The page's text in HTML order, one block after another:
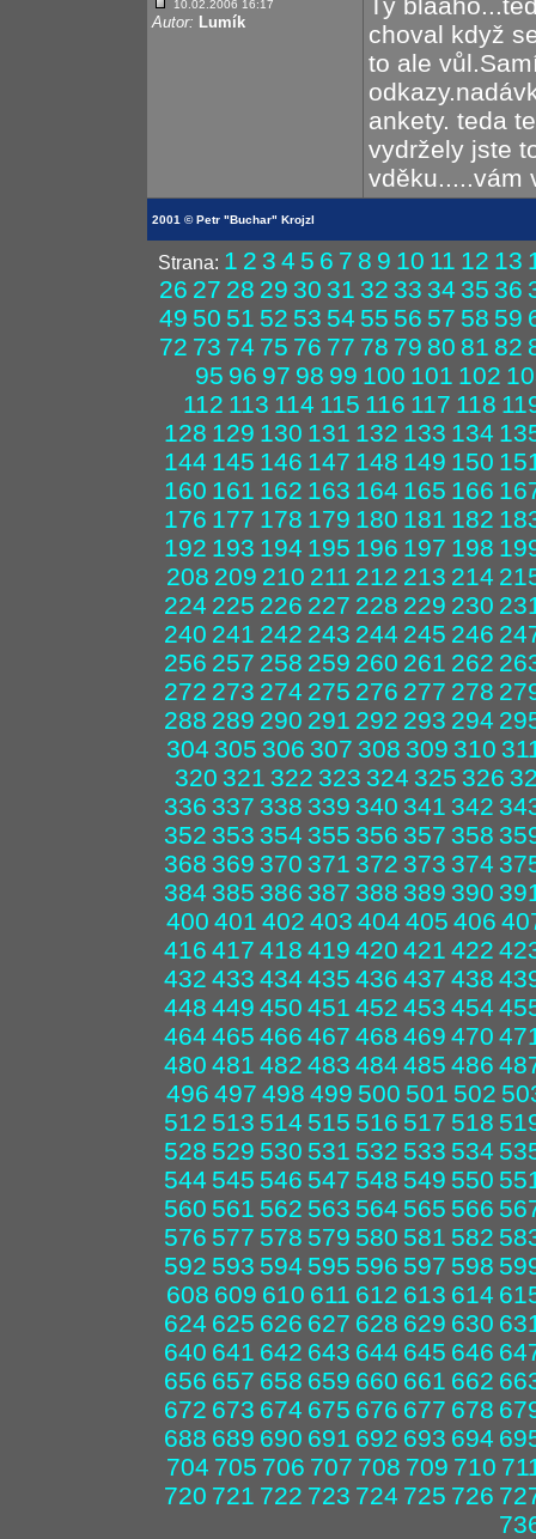
10.02.2006 16:17
Autor: Lumík
choval když
to ale
ankety. teda
vydržely jste
vděku.....vám
2001 © Petr "Buchar" Krojzl
Strana: 1 2 3 4 5 6 7 8 9 10 11 12 13
26 27 28 29 30 31 32 33 34 35 36
49 50 51 52 53 54 55 56 57 58 59
72 73 74 75 76 77 78 79 80 81 82
95 96 97 98 99 100 101 102
112 113 114 115 116 117 118
128 129 130 131 132 133 134
144 145 146 147 148 149 150
160 161 162 163 164 165 166
176 177 178 179 180 181 182
192 193 194 195 196 197 198
208 209 210 211 212 213 214
224 225 226 227 228 229 230
240 241 242 243 244 245 246
256 257 258 259 260 261 262
272 273 274 275 276 277 278
288 289 290 291 292 293 294
304 305 306 307 308 309 310
320 321 322 323 324 325 326
336 337 338 339 340 341 342
352 353 354 355 356 357 358
368 369 370 371 372 373 374
384 385 386 387 388 389 390
400 401 402 403 404 405 406
416 417 418 419 420 421 422
432 433 434 435 436 437 438
448 449 450 451 452 453 454
464 465 466 467 468 469 470
480 481 482 483 484 485 486
496 497 498 499 500 501 502
512 513 514 515 516 517 518
528 529 530 531 532 533 534
544 545 546 547 548 549 550
560 561 562 563 564 565 566
576 577 578 579 580 581 582
592 593 594 595 596 597 598
608 609 610 611 612 613 614
624 625 626 627 628 629 630
640 641 642 643 644 645 646
656 657 658 659 660 661 662
672 673 674 675 676 677 678
688 689 690 691 692 693 694
704 705 706 707 708 709 710
720 721 722 723 724 725 726